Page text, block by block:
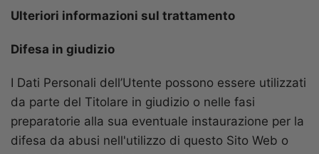
Ulteriori informazioni sul trattamento
Difesa in giudizio
I Dati Personali dell’Utente possono essere utilizzati
da parte del Titolare in giudizio o nelle fasi
preparatorie alla sua eventuale instaurazione per la
difesa da abusi nell'utilizzo di questo Sito Web o